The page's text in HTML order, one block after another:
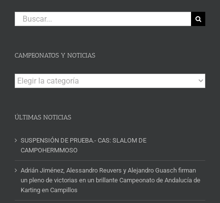
Buscar:
CAMPEONATOS Y NOTICIAS
Campeonatos
y
ÚLTIMAS NOTICIAS
SUSPENSIÓN DE PRUEBA.- CAS: SLALOM DE
CAMPOHERMMOSO
Adrián Jiménez, Alessandro Reuvers y Alejandro Guasch firman
un pleno de victorias en un brillante Campeonato de Andalucía de
Karting en Campillos